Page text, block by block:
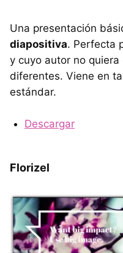
Una presentación
diapositiva. Perfecta
y cuyo autor no
diferentes. Viene en
estándar.
Descargar
Florizel